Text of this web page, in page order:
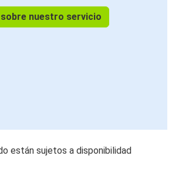
nuestro servicio
están sujetos a disponibilidad